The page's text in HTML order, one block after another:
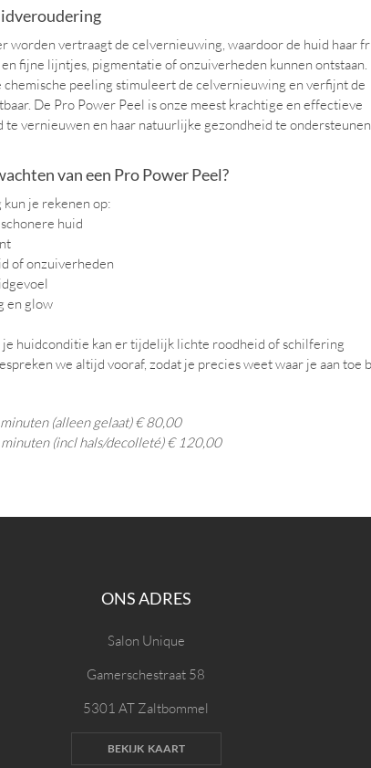
worden vertraagt de celvernieuwing, waardoor de huid haar
fijne lijntjes, pigmentatie of onzuiverheden kunnen ontstaan.
chemische peeling stimuleert de celvernieuwing en verfijnt de
De Pro Power Peel is onze meest krachtige en effectieve
te vernieuwen en haar natuurlijke gezondheid te
van een Pro Power Peel?
je rekenen op:
huid
of onzuiverheden
en glow
je huidconditie kan er tijdelijk lichte roodheid of schilfering
we altijd vooraf, zodat je precies weet waar je aan toe
(alleen gelaat) € 80,00
(incl hals/decolleté) € 120,00
ONS ADRES
Salon Unique
Gamerschestraat 58
5301 AT Zaltbommel
BEKIJK KAART